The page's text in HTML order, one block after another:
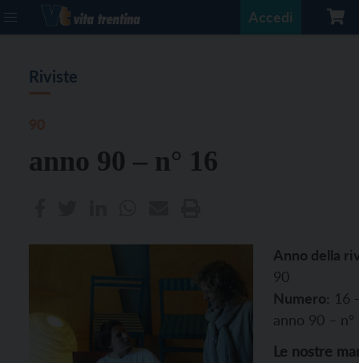
Accedi
Riviste
anno 90 – n° 16
Anno della
90
Numero: 16 -
anno 90 – n°
Le nostre